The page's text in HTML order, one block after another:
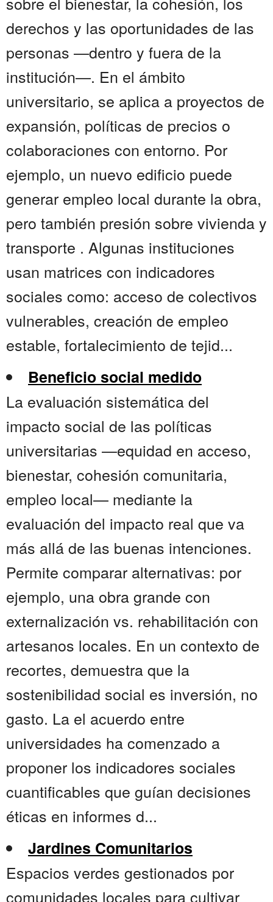
derechos y las oportunidades de las
personas —dentro y fuera de la
institución—. En el ámbito
universitario, se aplica a proyectos de
expansión, políticas de precios o
colaboraciones con entorno. Por
ejemplo, un nuevo edificio puede
generar empleo local durante la obra,
pero también presión sobre vivienda y
transporte . Algunas instituciones
usan matrices con indicadores
sociales como: acceso de colectivos
vulnerables, creación de empleo
estable, fortalecimiento de tejid...
Beneficio social medido
La evaluación sistemática del
impacto social de las políticas
universitarias —equidad en acceso,
bienestar, cohesión comunitaria,
empleo local— mediante la
evaluación del impacto real que va
más allá de las buenas intenciones.
Permite comparar alternativas: por
ejemplo, una obra grande con
externalización vs. rehabilitación con
artesanos locales. En un contexto de
recortes, demuestra que la
sostenibilidad social es inversión, no
gasto. La el acuerdo entre
universidades ha comenzado a
proponer los indicadores sociales
cuantificables que guían decisiones
éticas en informes d...
Jardines Comunitarios
Espacios verdes gestionados por
comunidades locales para cultivar